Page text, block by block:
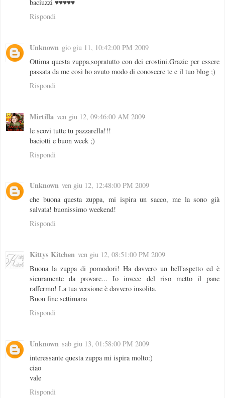
baciuzzi ♥♥♥♥♥
Rispondi
Unknown gio giu 11, 10:42:00 PM 2009
Ottima questa zuppa,sopratutto con dei crostini.Grazie per essere
passata da me così ho avuto modo di conoscere te e il tuo blog ;)
Rispondi
Mirtilla ven giu 12, 09:46:00 AM 2009
le scovi tutte tu pazzarella!!!
baciotti e buon week ;)
Rispondi
Unknown ven giu 12, 12:48:00 PM 2009
che buona questa zuppa, mi ispira un sacco, me la sono già
salvata! buonissimo weekend!
Rispondi
Kittys Kitchen ven giu 12, 08:51:00 PM 2009
Buona la zuppa di pomodori! Ha davvero un bell'aspetto ed è
sicuramente da provare... Io invece del riso metto il pane
raffermo! La tua versione è davvero insolita.
Buon fine settimana
Rispondi
Unknown sab giu 13, 01:58:00 PM 2009
interessante questa zuppa mi ispira molto:)
ciao
vale
Rispondi